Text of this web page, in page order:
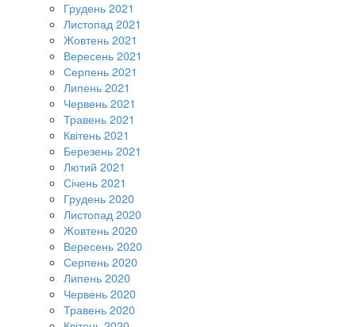
Грудень 2021
Листопад 2021
Жовтень 2021
Вересень 2021
Серпень 2021
Липень 2021
Червень 2021
Травень 2021
Квітень 2021
Березень 2021
Лютий 2021
Січень 2021
Грудень 2020
Листопад 2020
Жовтень 2020
Вересень 2020
Серпень 2020
Липень 2020
Червень 2020
Травень 2020